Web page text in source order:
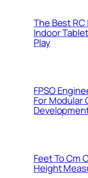
The Best
Indoor
Play
FPSO
For Modular
Feet To Cm
Height